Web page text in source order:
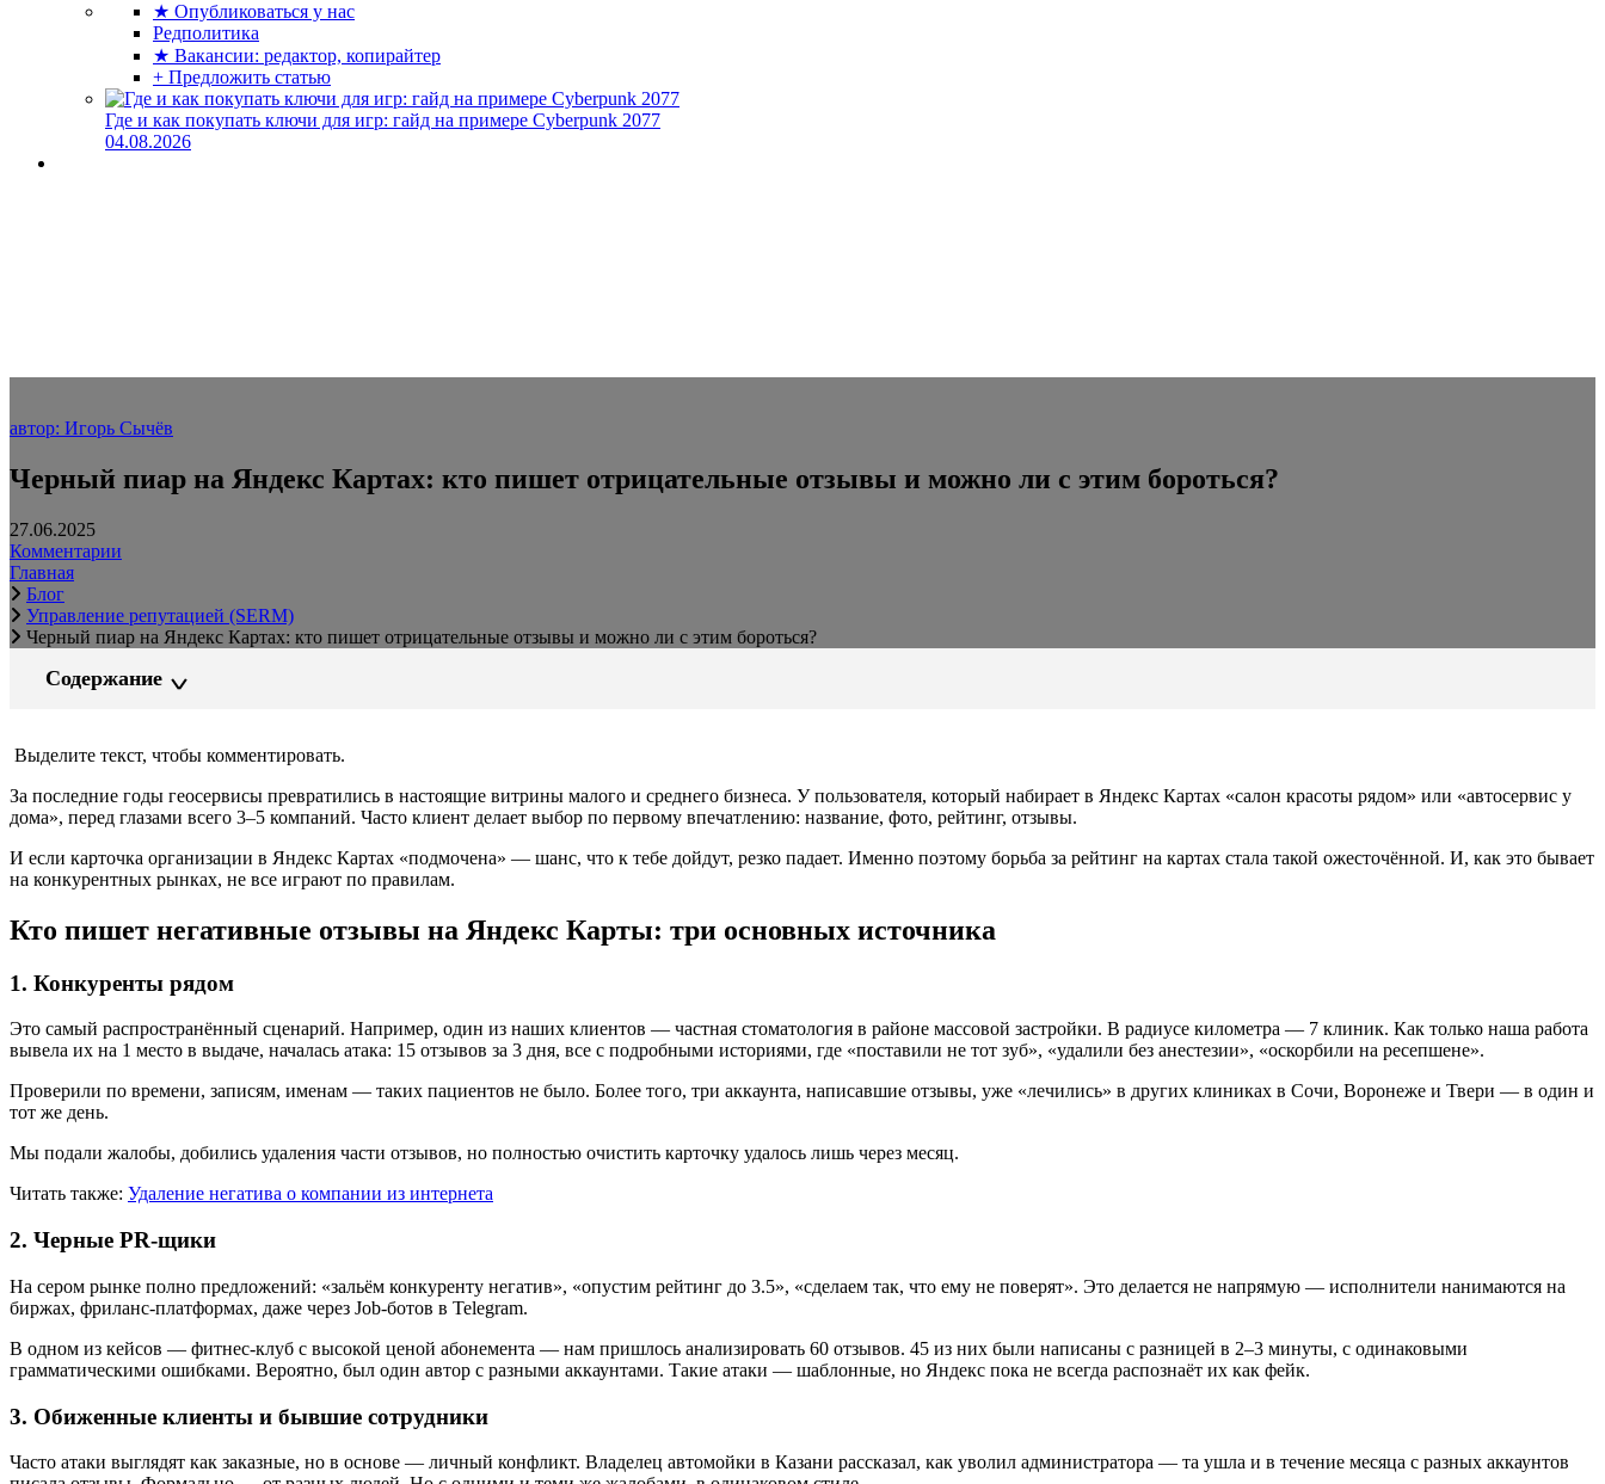
★ Опубликоваться у нас
Редполитика
★ Вакансии: редактор, копирайтер
+ Предложить статью
Где и как покупать ключи для игр: гайд на примере Cyberpunk 2077
04.08.2026
автор: Игорь Сычёв
Черный пиар на Яндекс Картах: кто пишет отрицательные отзывы и можно ли с этим бороться?
27.06.2025
Комментарии
Главная
Блог
Управление репутацией (SERM)
Черный пиар на Яндекс Картах: кто пишет отрицательные отзывы и можно ли с этим бороться?
Содержание
Выделите текст, чтобы комментировать.
За последние годы геосервисы превратились в настоящие витрины малого и среднего бизнеса. У пользователя, который набирает в Яндекс Картах «салон красоты рядом» или «автосервис у
дома», перед глазами всего 3–5 компаний. Часто клиент делает выбор по первому впечатлению: название, фото, рейтинг, отзывы.
И если карточка организации в Яндекс Картах «подмочена» — шанс, что к тебе дойдут, резко падает. Именно поэтому борьба за рейтинг на картах стала такой ожесточённой. И, как это бывает
на конкурентных рынках, не все играют по правилам.
Кто пишет негативные отзывы на Яндекс Карты: три основных источника
1. Конкуренты рядом
Это самый распространённый сценарий. Например, один из наших клиентов — частная стоматология в районе массовой застройки. В радиусе километра — 7 клиник. Как только наша работа
вывела их на 1 место в выдаче, началась атака: 15 отзывов за 3 дня, все с подробными историями, где «поставили не тот зуб», «удалили без анестезии», «оскорбили на ресепшене».
Проверили по времени, записям, именам — таких пациентов не было. Более того, три аккаунта, написавшие отзывы, уже «лечились» в других клиниках в Сочи, Воронеже и Твери — в один и
тот же день.
Мы подали жалобы, добились удаления части отзывов, но полностью очистить карточку удалось лишь через месяц.
Читать также: Удаление негатива о компании из интернета
2. Черные PR-щики
На сером рынке полно предложений: «зальём конкуренту негатив», «опустим рейтинг до 3.5», «сделаем так, что ему не поверят». Это делается не напрямую — исполнители нанимаются на
биржах, фриланс-платформах, даже через Job-ботов в Telegram.
В одном из кейсов — фитнес-клуб с высокой ценой абонемента — нам пришлось анализировать 60 отзывов. 45 из них были написаны с разницей в 2–3 минуты, с одинаковыми
грамматическими ошибками. Вероятно, был один автор с разными аккаунтами. Такие атаки — шаблонные, но Яндекс пока не всегда распознаёт их как фейк.
3. Обиженные клиенты и бывшие сотрудники
Часто атаки выглядят как заказные, но в основе — личный конфликт. Владелец автомойки в Казани рассказал, как уволил администратора — та ушла и в течение месяца с разных аккаунтов